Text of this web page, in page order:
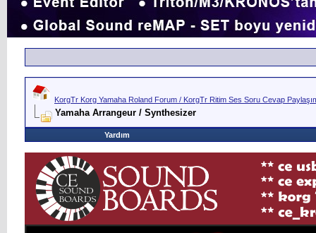
KorgTr Korg Yamaha Roland Forum / KorgTr Ritim Ses Soru Cevap
Yamaha Arrangeur / Synthesizer
Yardım